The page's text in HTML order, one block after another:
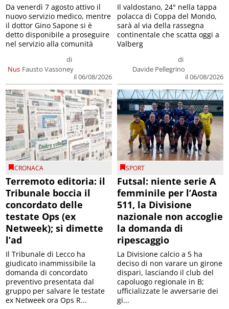
Nus
di
Fausto Vassoney
il 06/08/2026
Da venerdì 7 agosto attivo il
nuovo servizio medico, mentre
il dottor Gino Sapone si è
detto disponibile a proseguire
nel servizio alla comunità
di
Davide Pellegrino
il 06/08/2026
Il valdostano, 24° nella tappa
polacca di Coppa del Mondo,
sarà al via della rassegna
continentale che scatta oggi a
Valberg
CRONACA
Terremoto editoria: il
Tribunale boccia il
concordato delle
testate Ops (ex
Netweek); si dimette
l’ad
Il Tribunale di Lecco ha
giudicato inammissibile la
domanda di concordato
preventivo presentata dal
gruppo per salvare le testate
ex Netweek ora Ops R...
SPORT
Futsal: niente serie A
femminile per l’Aosta
511, la Divisione
nazionale non accoglie
la domanda di
ripescaggio
La Divisione calcio a 5 ha
deciso di non varare un girone
dispari, lasciando il club del
capoluogo regionale in B;
ufficializzate le avversarie dei
gi...